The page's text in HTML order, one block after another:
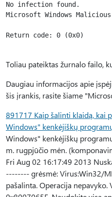
No infection found.
Microsoft Windows
Return code: 0 (0x0)
Toliau pateiktas žurnalo failo,
Daugiau informacijos apie
šis įrankis, rasite šiame
891717 Kaip šalinti klaidą, kai
Windows" kenkėjiškų
Windows" kenkėjiškų
m. rugpjūčio mėn.
Fri Aug 02 16:17:49 2013
-------- grėsmė: Virus:Win32/
pašalinta. Operacija nepavyko.